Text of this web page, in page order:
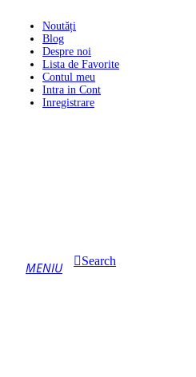
Noutăți
Blog
Despre noi
Lista de Favorite
Contul meu
Intra in Cont
Inregistrare
Search